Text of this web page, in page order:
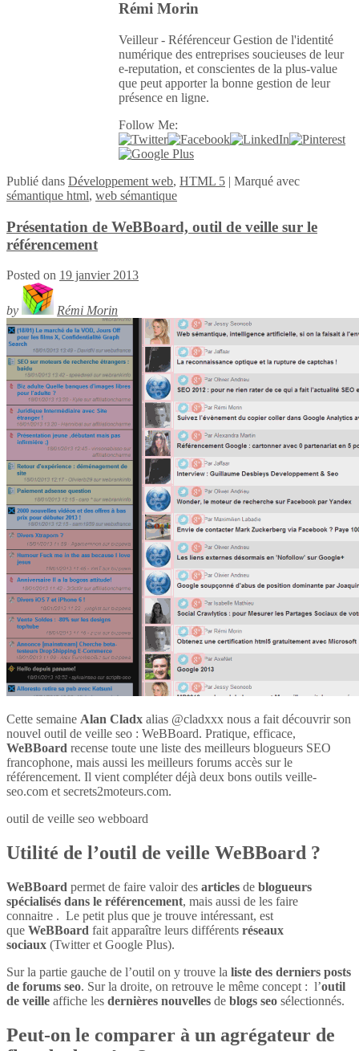
Rémi Morin
Veilleur - Référenceur Gestion de l'identité
numérique des entreprises soucieuses de leur
e-reputation, et conscientes de la plus-value
que peut apporter la bonne gestion de leur
présence en ligne.
Follow Me:
Publié dans Développement web, HTML 5 | Marqué avec
sémantique html, web sémantique
Présentation de WeBBoard, outil de veille sur le
référencement
Posted on 19 janvier 2013
by Rémi Morin
Cette semaine Alan Cladx alias @cladxxx nous a fait découvrir son
nouvel outil de veille seo : WeBBoard. Pratique, efficace,
WeBBoard recense toute une liste des meilleurs blogueurs SEO
francophone, mais aussi les meilleurs forums accès sur le
référencement. Il vient compléter déjà deux bons outils veille-
seo.com et secrets2moteurs.com.
outil de veille seo webboard
Utilité de l’outil de veille WeBBoard ?
WeBBoard permet de faire valoir des articles de blogueurs
spécialisés dans le référencement, mais aussi de les faire
connaitre . Le petit plus que je trouve intéressant, est
que WeBBoard fait apparaître leurs différents réseaux
sociaux (Twitter et Google Plus).
Sur la partie gauche de l’outil on y trouve la liste des derniers posts
de forums seo. Sur la droite, on retrouve le même concept : l’outil
de veille affiche les dernières nouvelles de blogs seo sélectionnés.
Peut-on le comparer à un agrégateur de